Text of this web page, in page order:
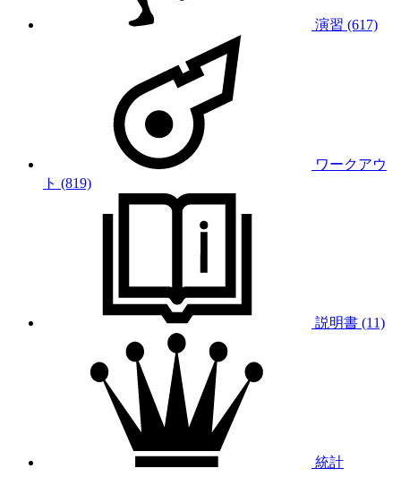
演習 (617)
ワークアウ
ト (819)
説明書 (11)
統計